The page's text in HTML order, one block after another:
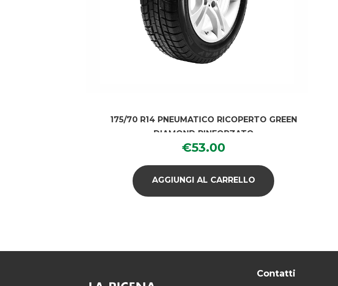
175/70 R14 PNEUMATICO RICOPERTO GREEN
DIAMOND RINFORZATO
€53.00
AGGIUNGI AL CARRELLO
Contatti